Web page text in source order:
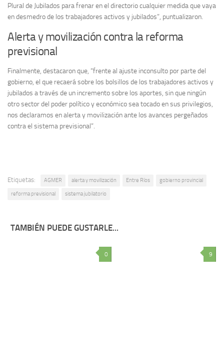
Plural de Jubilados para frenar en el directorio cualquier medida que vaya
en desmedro de los trabajadores activos y jubilados”, puntualizaron.
Alerta y movilización contra la reforma
previsional
Finalmente, destacaron que, “frente al ajuste inconsulto por parte del
gobierno, el que recaerá sobre los bolsillos de los trabajadores activos y
jubilados a través de un incremento sobre los aportes, sin que ningún
otro sector del poder político y económico sea tocado en sus privilegios,
nos declaramos en alerta y movilización ante los avances pergeñados
contra el sistema previsional”.
Etiquetas: AGMER alerta y movilización Entre Ríos gobierno provincial
reforma previsional sistema jubilatorio
TAMBIÉN PUEDE GUSTARLE...
0 9